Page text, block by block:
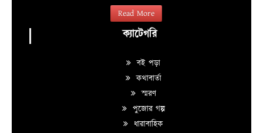
Read More
ক্যাটেগরি
বই পড়া
কথাবার্তা
স্মরণ
পুজোর গল্প
ধারাবাহিক